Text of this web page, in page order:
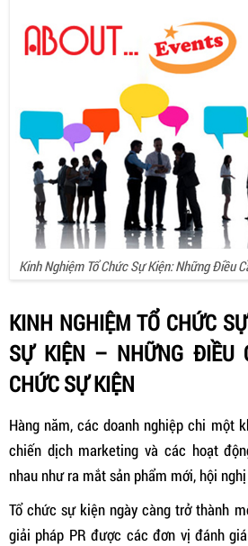
Kinh Nghiệm Tổ Chức Sự Kiện: Những Điều
KINH NGHIỆM TỔ CHỨC
SỰ KIỆN – NHỮNG ĐIỀU
CHỨC SỰ KIỆN
Hàng năm, các doanh nghiệp chi một
chiến dịch marketing và các hoạt
nhau như ra mắt sản phẩm mới, hội
Tổ chức sự kiện ngày càng trở thành
giải pháp PR được các đơn vị đánh